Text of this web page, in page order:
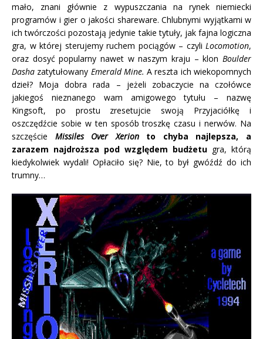
mało, znani głównie z wypuszczania na rynek niemiecki
programów i gier o jakości shareware. Chlubnymi wyjątkami w
ich twórczości pozostają jedynie takie tytuły, jak fajna logiczna
gra, w której sterujemy ruchem pociągów – czyli Locomotion,
oraz dosyć popularny nawet w naszym kraju – klon Boulder
Dasha zatytułowany Emerald Mine. A reszta ich wiekopomnych
dzieł? Moja dobra rada – jeżeli zobaczycie na czołówce
jakiegoś nieznanego wam amigowego tytułu – nazwę
Kingsoft, po prostu zresetujcie swoją Przyjaciółkę i
oszczędźcie sobie w ten sposób troszkę czasu i nerwów. Na
szczęście Missiles Over Xerionto chyba najlepsza, a
zarazem najdroższa pod względem budżetu gra, którą
kiedykolwiek wydali! Opłaciło się? Nie, to był gwóźdź do ich
trumny…